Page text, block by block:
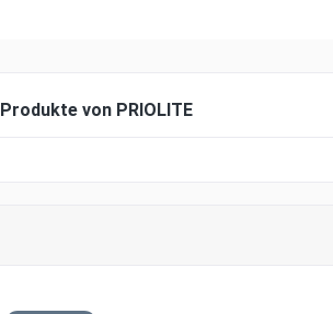
Produkte von PRIOLITE